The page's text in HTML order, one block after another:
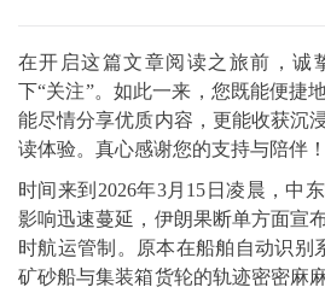
在开启这篇文章阅读之旅前，诚
下“关注”。如此一来，您既能便捷
能尽情分享优质内容，更能收获沉
读体验。真心感谢您的支持与陪伴！
时间来到2026年3月15日凌晨，中
影响迅速蔓延，伊朗果断单方面宣
时航运管制。原本在船舶自动识别
矿砂船与集装箱货轮的轨迹密密麻